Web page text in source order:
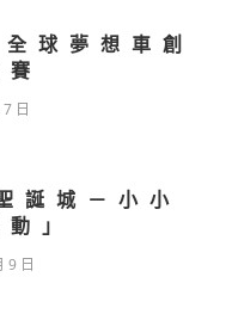
夢想車創
日
誕城－小小
」
9 日